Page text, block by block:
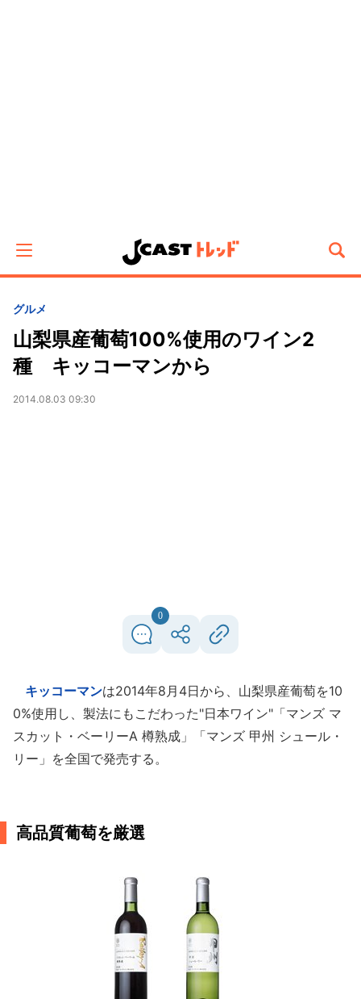
グルメ
山梨県産葡萄100%使用のワイン2
種 キッコーマンから
2014.08.03 09:30
0
キッコーマンは2014年8月4日から、山梨県産葡萄を10
0%使用し、製法にもこだわった"日本ワイン"「マンズ マ
スカット・ベーリーA 樽熟成」「マンズ 甲州 シュール・
リー」を全国で発売する。
高品質葡萄を厳選